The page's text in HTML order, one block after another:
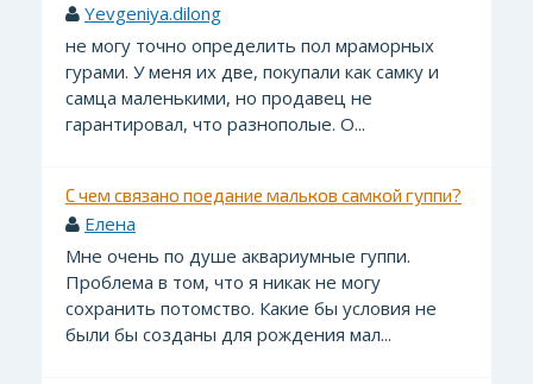
Yevgeniya.dilong
не могу точно определить пол мраморных
гурами. У меня их две, покупали как самку и
самца маленькими, но продавец не
гарантировал, что разнополые. О...
С чем связано поедание мальков самкой гуппи?
Елена
Мне очень по душе аквариумные гуппи.
Проблема в том, что я никак не могу
сохранить потомство. Какие бы условия не
были бы созданы для рождения мал...